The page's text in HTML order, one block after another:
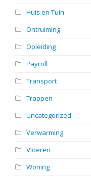
Huis en Tuin
Ontruiming
Opleiding
Payroll
Transport
Trappen
Uncategorized
Verwarming
Vloeren
Woning